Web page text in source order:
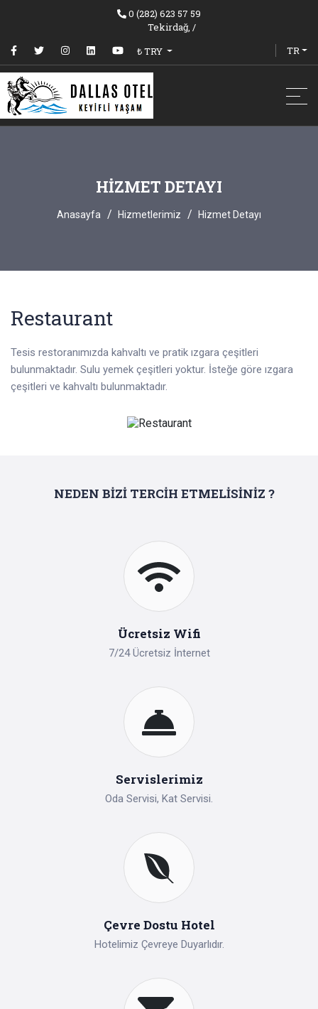
0 (282) 623 57 59
Tekirdağ, /
₺ TRY
TR
HIZMET DETAYI
Anasayfa Hizmetlerimiz Hizmet Detayı
Restaurant
Tesis restoranımızda kahvaltı ve pratik ızgara çeşitleri
bulunmaktadır. Sulu yemek çeşitleri yoktur. İsteğe göre ızgara
çeşitleri ve kahvaltı bulunmaktadır.
NEDEN BİZİ TERCİH ETMELİSİNİZ ?
Ücretsiz Wifi
7/24 Ücretsiz İnternet
Servislerimiz
Oda Servisi, Kat Servisi.
Çevre Dostu Hotel
Hotelimiz Çevreye Duyarlıdır.